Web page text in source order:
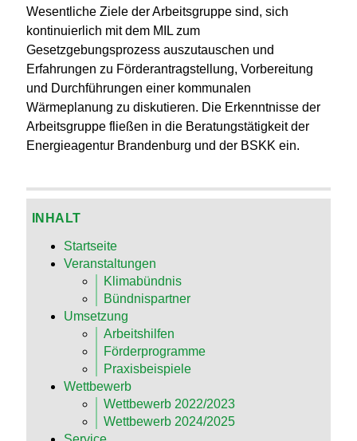
Wesentliche Ziele der Arbeitsgruppe sind, sich
kontinuierlich mit dem MIL zum
Gesetzgebungsprozess auszutauschen und
Erfahrungen zu Förderantragstellung, Vorbereitung
und Durchführungen einer kommunalen
Wärmeplanung zu diskutieren. Die Erkenntnisse der
Arbeitsgruppe fließen in die Beratungstätigkeit der
Energieagentur Brandenburg und der BSKK ein.
INHALT
Startseite
Veranstaltungen
Klimabündnis
Bündnispartner
Umsetzung
Arbeitshilfen
Förderprogramme
Praxisbeispiele
Wettbewerb
Wettbewerb 2022/2023
Wettbewerb 2024/2025